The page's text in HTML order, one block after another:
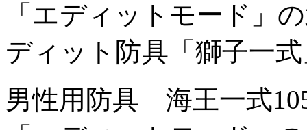
「エディットモード」
ディット防具「獅子一
男性用防具 海王一式